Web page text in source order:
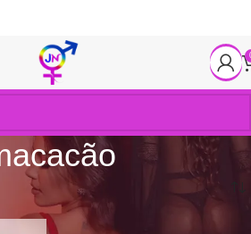
com a tag “macacão”